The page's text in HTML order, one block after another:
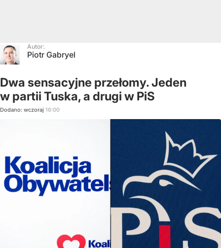
Autor:
Piotr Gabryel
Dwa sensacyjne przełomy. Jeden
w partii Tuska, a drugi w PiS
Dodano: wczoraj 16:00